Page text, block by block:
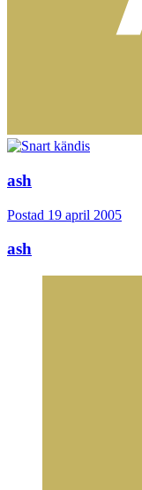
ash
Postad 19 april 2005
ash